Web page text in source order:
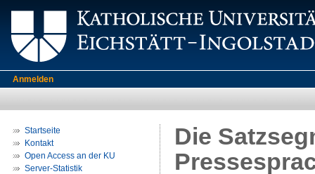
Anmelden
Startseite
Kontakt
Open Access an der KU
Server-Statistik
Die